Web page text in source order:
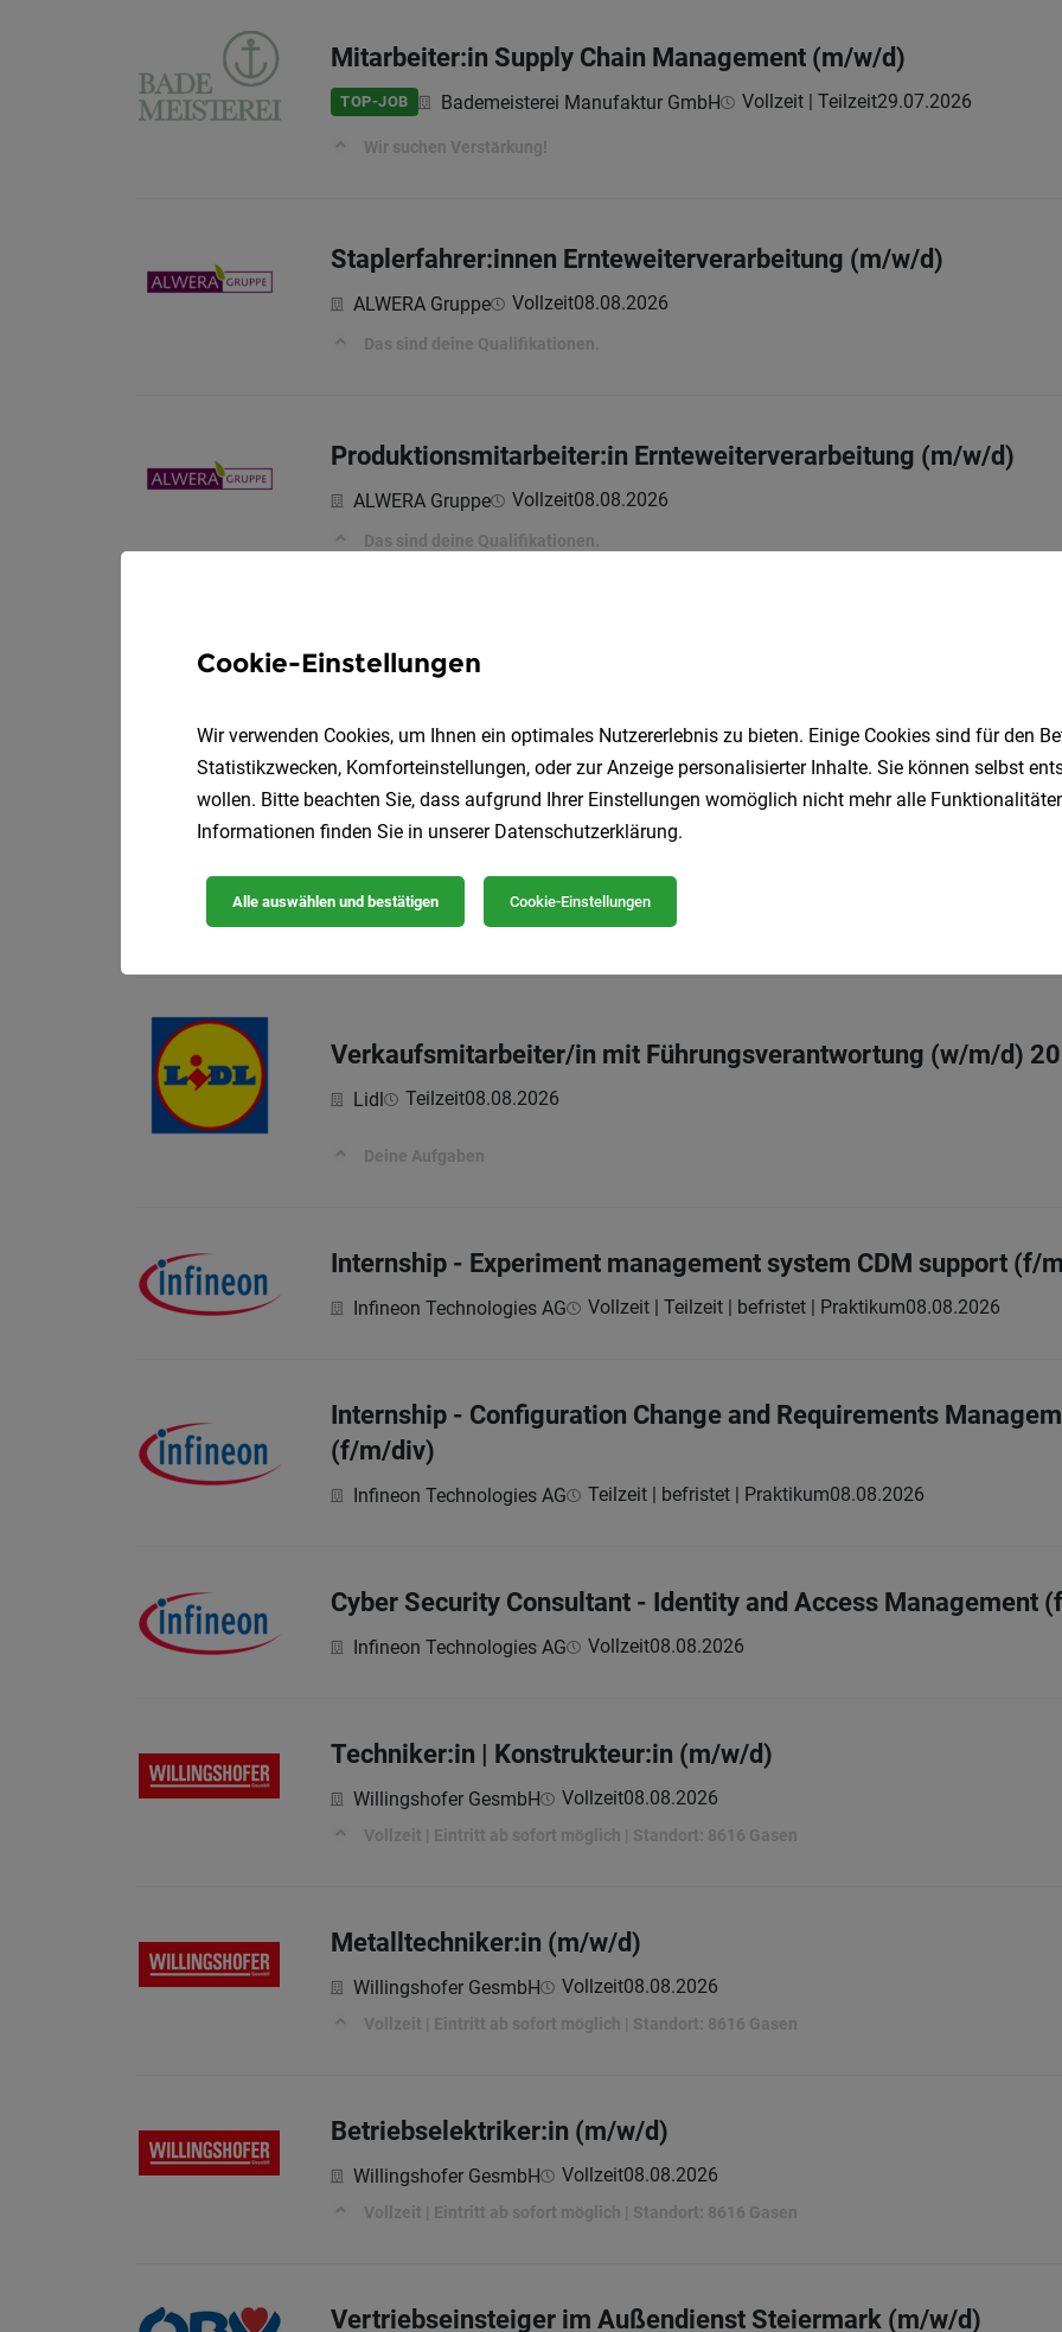
Mitarbeiter:in Supply Chain Management (m/w/d)
TOP-JOB Bademeisterei Manufaktur GmbH Vollzeit | Teilzeit29.07.2026
Wir suchen Verstärkung!
Staplerfahrer:innen Ernteweiterverarbeitung (m/w/d)
ALWERA Gruppe Vollzeit08.08.2026
Das sind deine Qualifikationen.
Produktionsmitarbeiter:in Ernteweiterverarbeitung (m/w/d)
ALWERA Gruppe Vollzeit08.08.2026
Das sind deine Qualifikationen.
Maschinen-/ Anlagenbediener:in Ernteweiterverarbeitung (m/
Das sind deine Qualifikationen.
Demontagemitarbeiter (m/w/d)
Gaugl Metallhandel GmbH 08.08.2026
Deine Aufgaben:
Verkaufsmitarbeiter/in mit Führungsverantwortung (w/m/d)
Lidl Teilzeit08.08.2026
Deine Aufgaben
Internship - Experiment management system CDM support (f/
Infineon Technologies AG Vollzeit | Teilzeit | befristet | Praktikum08.08.2026
Internship - Configuration Change and Requirements
(f/m/div)
Infineon Technologies AG Teilzeit | befristet | Praktikum08.08.2026
Cyber Security Consultant - Identity and Access Management
Infineon Technologies AG Vollzeit08.08.2026
Techniker:in | Konstrukteur:in (m/w/d)
Willingshofer GesmbH Vollzeit08.08.2026
Vollzeit | Eintritt ab sofort möglich | Standort: 8616 Gasen
Metalltechniker:in (m/w/d)
Willingshofer GesmbH Vollzeit08.08.2026
Vollzeit | Eintritt ab sofort möglich | Standort: 8616 Gasen
Betriebselektriker:in (m/w/d)
Willingshofer GesmbH Vollzeit08.08.2026
Vollzeit | Eintritt ab sofort möglich | Standort: 8616 Gasen
Vertriebseinsteiger im Außendienst Steiermark (m/w/d)
Cookie-Einstellungen
Wir verwenden Cookies, um Ihnen ein optimales Nutzererlebnis zu bieten. Einige Cookies sind für den
Statistikzwecken, Komforteinstellungen, oder zur Anzeige personalisierter Inhalte. Sie können selbst
wollen. Bitte beachten Sie, dass aufgrund Ihrer Einstellungen womöglich nicht mehr alle
Informationen finden Sie in unserer Datenschutzerklärung.
Alle auswählen und bestätigen Cookie-Einstellungen